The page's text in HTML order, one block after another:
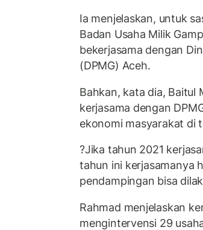
Ia menjelaskan, untuk
Badan Usaha Milik
bekerjasama dengan
(DPMG) Aceh.
Bahkan, kata dia, Baitul
kerjasama dengan
ekonomi masyarakat di
?Jika tahun 2021
tahun ini kerjasamanya
pendampingan bisa
Rahmad menjelaskan
mengintervensi 29